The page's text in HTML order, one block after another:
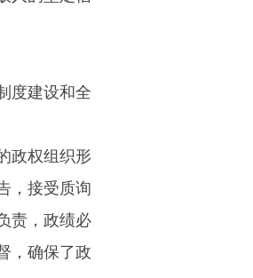
度建设和全
政权组织形
，接受质询
责，政绩必
，确保了政